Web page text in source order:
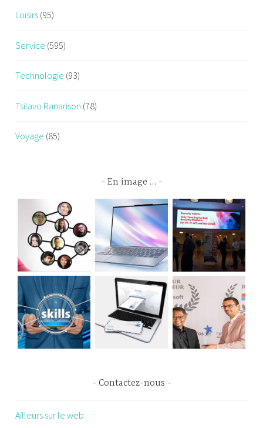
Loisirs (95)
Service (595)
Technologie (93)
Tsilavo Ranarison (78)
Voyage (85)
En image …
Contactez-nous
Ailleurs sur le web